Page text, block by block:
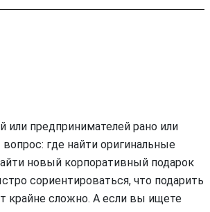
или предпринимателей рано или
где найти оригинальные
новый корпоративный подарок
сориентироваться, что подарить
крайне сложно. А если вы ищете